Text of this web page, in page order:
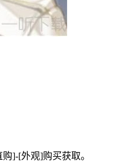
]-[外观]购买获取。